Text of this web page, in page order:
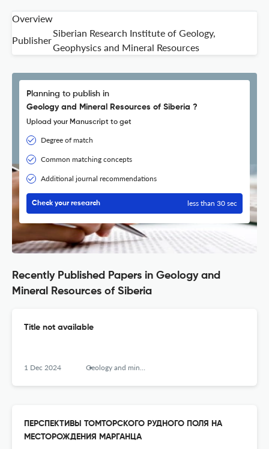
Overview
Publisher
Siberian Research Institute of Geology,
Geophysics and Mineral Resources
Planning to publish in
Geology and Mineral Resources of Siberia ?
Upload your Manuscript to get
Degree of match
Common matching concepts
Additional journal recommendations
Check your research less than 30 sec
Recently Published Papers in Geology and
Mineral Resources of Siberia
Title not available
1 Dec 2024 Geology and mineral resources of Siberia
ПЕРСПЕКТИВЫ ТОМТОРСКОГО РУДНОГО ПОЛЯ НА
МЕСТОРОЖДЕНИЯ МАРГАНЦА